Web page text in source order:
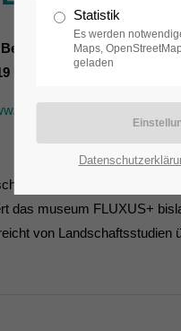
Uhr
seiner Werke in der
das museum FLUXUS+
von
Statistik
Es werden
Maps,
geladen